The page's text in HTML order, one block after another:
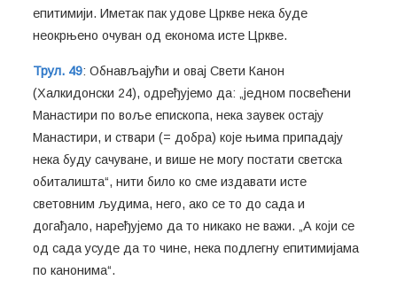
епитимији. Иметак пак удове Цркве нека буде
неокрњено очуван од економа исте Цркве.
Трул. 49: Обнављајући и овај Свети Канон
(Халкидонски 24), одређујемо да: „једном посвећени
Манастири по воље епископа, нека заувек остају
Манастири, и ствари (= добра) које њима припадају
нека буду сачуване, и више не могу постати светска
обиталишта“, нити било ко сме издавати исте
световним људима, него, ако се то до сада и
догађало, наређујемо да то никако не важи. „А који се
од сада усуде да то чине, нека подлегну епитимијама
по канонима“.